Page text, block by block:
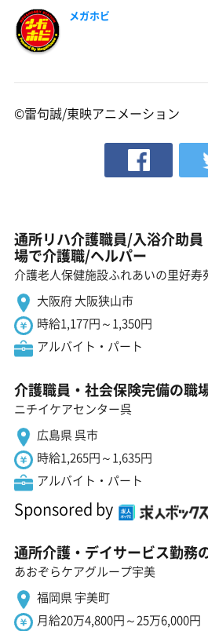
メガホビ
©雷句誠/東映アニメーション
通所リハ介護職員/入浴介助
場で介護職/ヘルパー
介護老人保健施設ふれあいの里好寿
大阪府 大阪狭山市
時給1,177円～1,350円
アルバイト・パート
介護職員・社会保険完備の職
ニチイケアセンター呉
広島県 呉市
時給1,265円～1,635円
アルバイト・パート
Sponsored by
通所介護・デイサービス勤務
あおぞらケアグループ宇美
福岡県 宇美町
月給20万4,800円～25万6,000円